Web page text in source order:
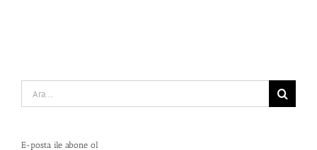
Search
for:
E-posta ile abone ol